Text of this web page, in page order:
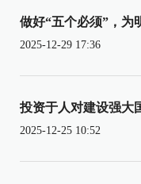
做好“五个必须”，为
2025-12-29 17:36
投资于人对建设强大
2025-12-25 10:52